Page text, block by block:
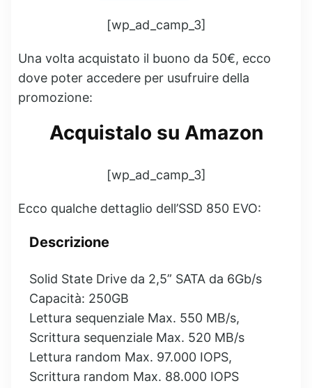
[wp_ad_camp_3]
Una volta acquistato il buono da 50€, ecco
dove poter accedere per usufruire della
promozione:
Acquistalo su Amazon
[wp_ad_camp_3]
Ecco qualche dettaglio dell’SSD 850 EVO:
Descrizione
Solid State Drive da 2,5” SATA da 6Gb/s
Capacità: 250GB
Lettura sequenziale Max. 550 MB/s,
Scrittura sequenziale Max. 520 MB/s
Lettura random Max. 97.000 IOPS,
Scrittura random Max. 88.000 IOPS